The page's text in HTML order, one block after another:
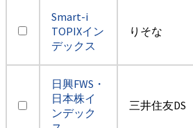
Smart-i
TOPIXイン
デックス
りそな
日興FWS・
日本株イ
ンデック
三井住友DS